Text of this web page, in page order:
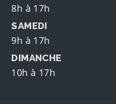
8h à 17h
SAMEDI
9h à 17h
DIMANCHE
10h à 17h